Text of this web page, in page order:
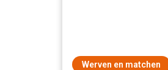
Werven en matchen